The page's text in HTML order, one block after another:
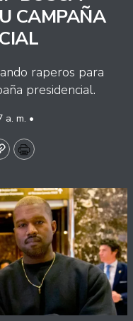
CAMPAÑA
raperos para
presidencial.
a. m. •
Print